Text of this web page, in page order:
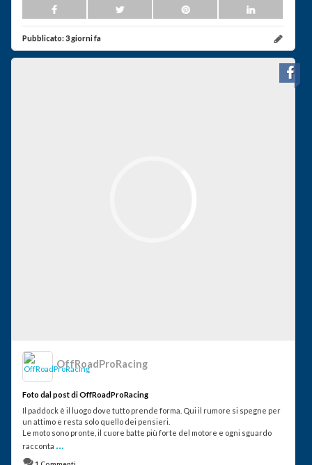
Pubblicato:3 giorni fa
OffRoadProRacing
Foto dal post di OffRoadProRacing
Il paddock è il luogo dove tutto prende forma. Qui il rumore si spegne per
un attimo e resta solo quello dei pensieri.
Le moto sono pronte, il cuore batte più forte del motore e ogni sguardo
racconta ...